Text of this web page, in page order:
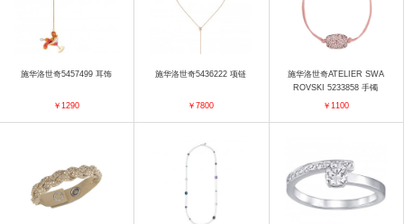
施华洛世奇5457499 耳饰
￥1290
施华洛世奇5436222 项链
￥7800
施华洛世奇ATELIER SWA
ROVSKI 5233858 手镯
￥1100